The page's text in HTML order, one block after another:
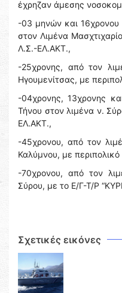
έχρηζαν άμεσης
-03 μηνών και
στον Λιμένα
Λ.Σ.-ΕΛ.ΑΚΤ.,
-25χρονης, από τον
Ηγουμενίτσας, με
-04χρονης, 13χρονης
Τήνου στον λιμένα ν.
ΕΛ.ΑΚΤ.,
-45χρονου, από τον
Καλύμνου, με
-70χρονου, από τον
Σύρου, με το Ε/Γ-Τ/Ρ
Σχετικές εικόνες